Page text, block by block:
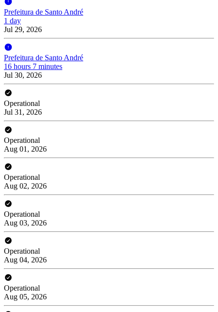
Prefeitura de Santo André
1 day
Jul 29, 2026
Prefeitura de Santo André
16 hours 7 minutes
Jul 30, 2026
Operational
Jul 31, 2026
Operational
Aug 01, 2026
Operational
Aug 02, 2026
Operational
Aug 03, 2026
Operational
Aug 04, 2026
Operational
Aug 05, 2026